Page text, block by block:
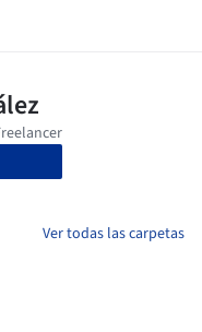
Ver todas las carpetas